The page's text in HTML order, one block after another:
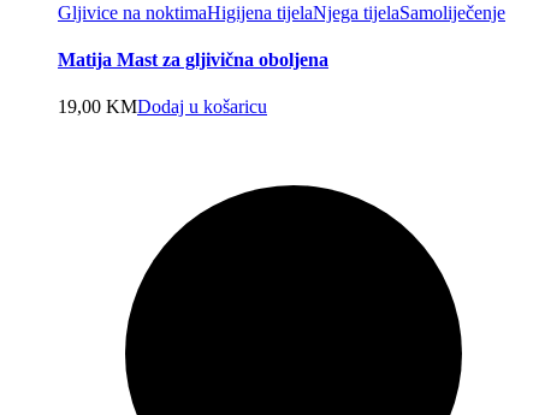
Gljivice na noktimaHigijena tijelaNjega tijelaSamoliječenje
Matija Mast za gljivična oboljena
19,00 KMDodaj u košaricu